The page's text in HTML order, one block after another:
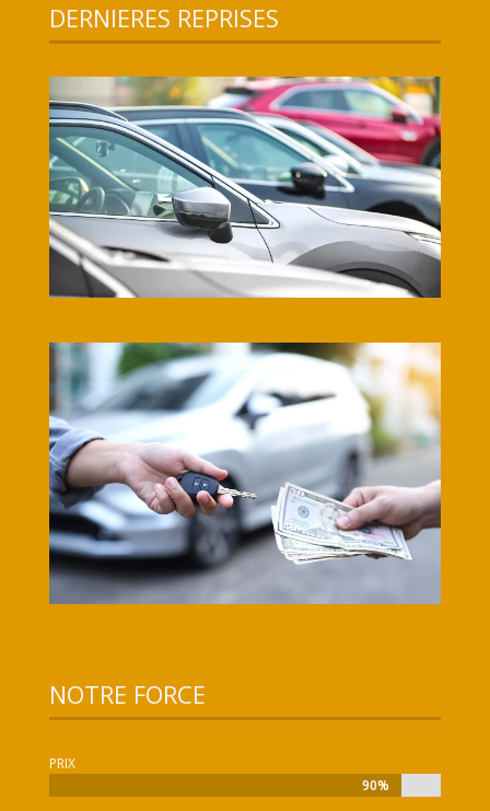
DERNIERES REPRISES
NOTRE FORCE
PRIX
90%
90%